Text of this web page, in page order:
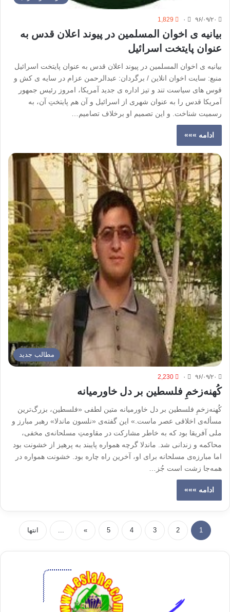
۹۶/۰۹/۲۰ ۰ 1,829
بیانیه ی اخوان المسلمین در پیوند اعلان قدس به
عنوان پایتخت اسرائیل
بیانیه ی اخوان المسلمین در پیوند اعلان قدس به عنوان پایتخت اسرائیل
منبع: سایت اخوان انلاین / برگردان: عبدالرحمن عزام در سایه ی کش و
قوس های سیاست تند و تیز اداره ی جدید آمریکا، امروز رئیس جمهور
آمریکا قدس را به عنوان شهری از اسرائیل و آن هم پایتختِ آن، به
رسمیت شناخت. و این تصمیم او برخلاف تصامیم…
ادامه »»»
مطالب جدید
۹۶/۰۹/۲۰ ۰ 2,230
کُهنه‌زخمِ فلسطین بر دل خاورمیانه
کُهنه‌زخمِ فلسطین بر دل خاورمیانه متین لطفی «فلسطین، بزرگ‌ترین
مسأله‌ی اخلاقی عصر ماست.» این گفته‌ی «نلسون ماندلا» رهبر مبارز و
ملی آفریقا بود که به خاطر مشارکت در مقاومتِ مسلحانه‌ی مخفی،
محاکمه و زندانی شد. ماندلا گرچه همواره پایبند به پرهیز از خشونت بود
اما مبارزه‌ی مسلحانه برای او، آخرین راه چاره بود. خشونت همواره در
همه‌جا زشت است جُز…
ادامه »»»
1
2
3
4
5
»
... انتها